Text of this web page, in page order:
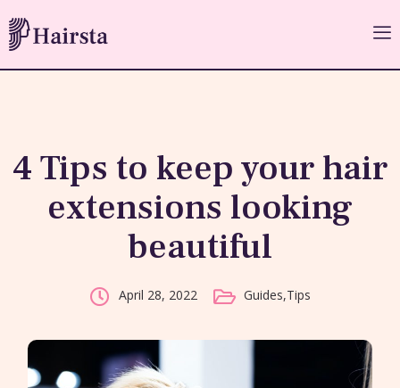
4 Tips to keep your hair
extensions looking
beautiful
April 28, 2022 Guides,Tips